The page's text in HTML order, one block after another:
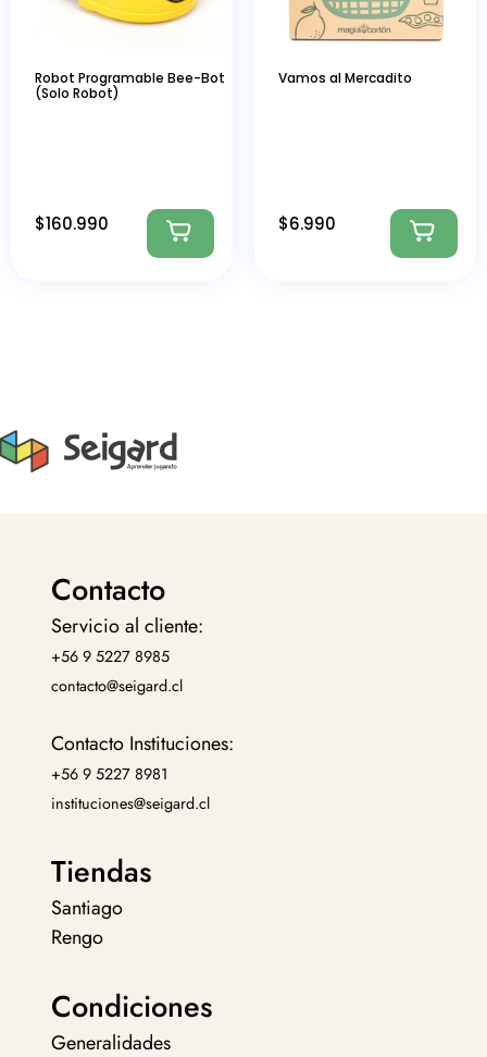
Robot Programable Bee-Bot
(Solo Robot)
$160.990
Vamos al Mercadito
$6.990
Contacto
Servicio al cliente:
+56 9 5227 8985
contacto@seigard.cl
Contacto Instituciones:
+56 9 5227 8981
instituciones@seigard.cl
Tiendas
Santiago
Rengo
Condiciones
Generalidades